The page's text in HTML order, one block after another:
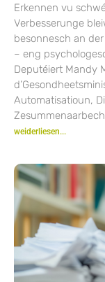
Erkennen vu
Verbesserunge
besonnesch an
– eng
Deputéiert Mandy
Automatisatioun,
weiderliesen...